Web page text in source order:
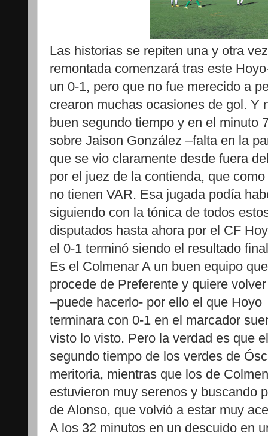
Las historias se repiten una y otra
remontada comenzará tras este
un 0-1, pero que no fue merecido a
crearon muchas ocasiones de gol. Y
buen segundo tiempo y en el minuto
sobre Jaison González –falta en la
que se vio claramente desde fuera
por el juez de la contienda, que
no tienen VAR. Esa jugada podía
siguiendo con la tónica de todos
disputados hasta ahora por el CF
el 0-1 terminó siendo el resultado
Es el Colmenar A un buen equipo que
procede de Preferente y quiere
–puede hacerlo- por ello el que Hoyo
terminara con 0-1 en el marcador
visto lo visto. Pero la verdad es que el
segundo tiempo de los verdes de
meritoria, mientras que los de
estuvieron muy serenos y buscando
de Alonso, que volvió a estar muy
A los 32 minutos en un descuido en